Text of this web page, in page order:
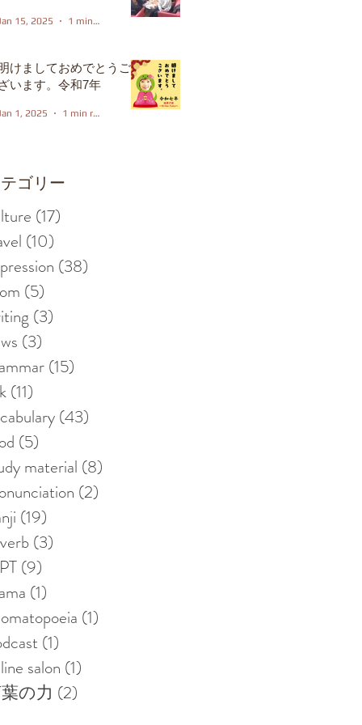
15, 2025 1 min read
けましておめでとうご
います。令和7年
1, 2025 1 min read
ゴリー
(17)
(10)
(38)
(5)
(3)
(3)
(15)
(11)
(43)
(5)
material (8)
(2)
(19)
(3)
(9)
(1)
(1)
(1)
salon (1)
の力 (2)